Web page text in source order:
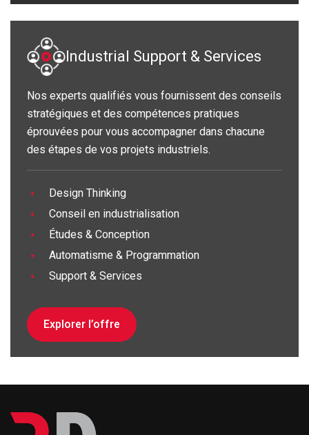
Industrial Support & Services
Nos experts qualifiés vous fournissent des conseils
stratégiques et des compétences pratiques
éprouvées pour vous accompagner dans chacune
des étapes de vos projets industriels.
Design Thinking
Conseil en industrialisation
Études & Conception
Automatisme & Programmation
Support & Services
Explorer l’offre